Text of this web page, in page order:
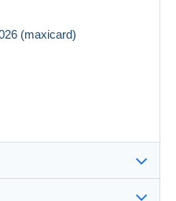
(maxicard)